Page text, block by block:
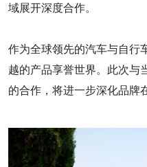
域展开深度合作。
作为全球领先的汽车与自行
越的产品享誉世界。此次与
的合作，将进一步深化品牌